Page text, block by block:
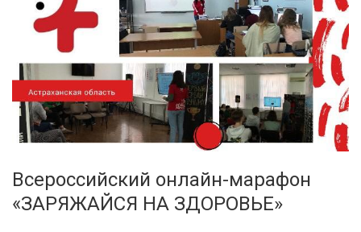
Всероссийский онлайн-марафон
«ЗАРЯЖАЙСЯ НА ЗДОРОВЬЕ»